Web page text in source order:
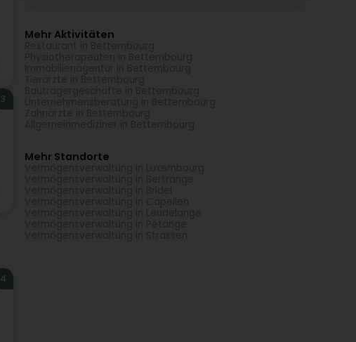
3
4
Mehr Aktivitäten
Mehr Standorte